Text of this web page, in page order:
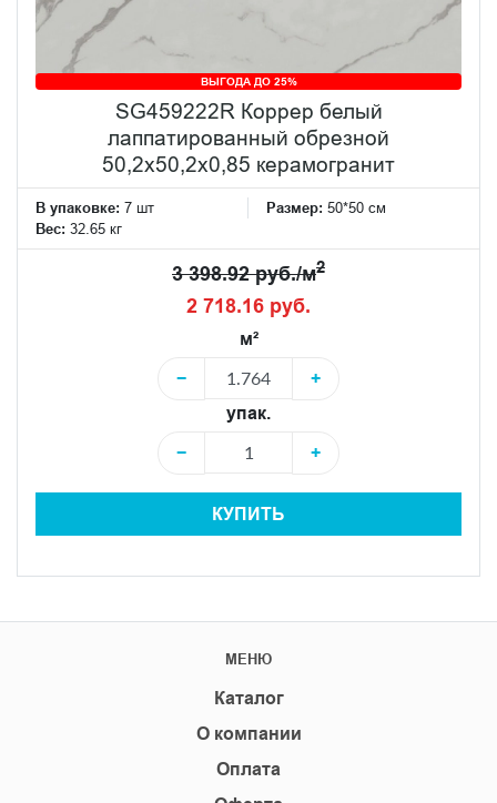
ВЫГОДА ДО 25%
SG459222R Коррер белый
лаппатированный обрезной
50,2x50,2x0,85 керамогранит
В упаковке: 7 шт Размер: 50*50 см
Вес: 32.65 кг
3 398.92 руб./м2
2 718.16 руб.
м²
−
+
упак.
−
+
КУПИТЬ
МЕНЮ
Каталог
О компании
Оплата